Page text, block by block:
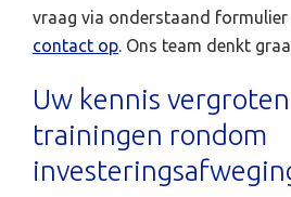
vraag via onderstaand
contact op. Ons team denkt
Uw kennis
trainingen rondom